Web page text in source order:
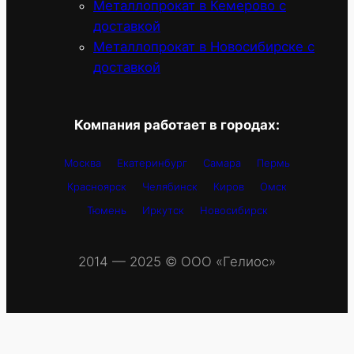
Металлопрокат в Кемерово с
доставкой
Металлопрокат в Новосибирске с
доставкой
Компания работает в городах:
Москва Екатеринбург Самара
Пермь
Красноярск
Челябинск Киров
Омск
Тюмень
Иркутск Новосибирск
2014 — 2025 © OOO «Гелиос»